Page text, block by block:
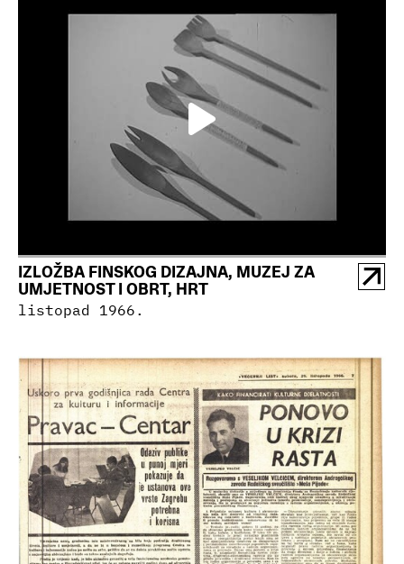
IZLOŽBA FINSKOG DIZAJNA, MUZEJ ZA
UMJETNOST I OBRT, HRT
listopad 1966.